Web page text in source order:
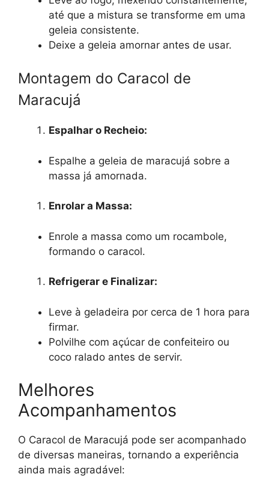
até que a mistura se transforme em uma
geleia consistente.
Deixe a geleia amornar antes de usar.
Montagem do Caracol de
Maracujá
Espalhar o Recheio:
Espalhe a geleia de maracujá sobre a
massa já amornada.
Enrolar a Massa:
Enrole a massa como um rocambole,
formando o caracol.
Refrigerar e Finalizar:
Leve à geladeira por cerca de 1 hora para
firmar.
Polvilhe com açúcar de confeiteiro ou
coco ralado antes de servir.
Melhores
Acompanhamentos
O Caracol de Maracujá pode ser acompanhado
de diversas maneiras, tornando a experiência
ainda mais agradável: